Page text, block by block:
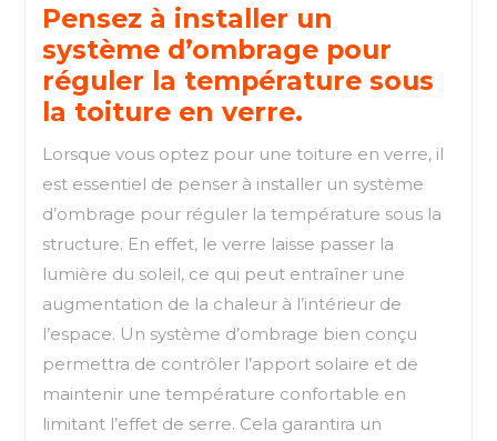
Pensez à installer un
système d’ombrage pour
réguler la température sous
la toiture en verre.
Lorsque vous optez pour une toiture en verre, il
est essentiel de penser à installer un système
d’ombrage pour réguler la température sous la
structure. En effet, le verre laisse passer la
lumière du soleil, ce qui peut entraîner une
augmentation de la chaleur à l’intérieur de
l’espace. Un système d’ombrage bien conçu
permettra de contrôler l’apport solaire et de
maintenir une température confortable en
limitant l’effet de serre. Cela garantira un